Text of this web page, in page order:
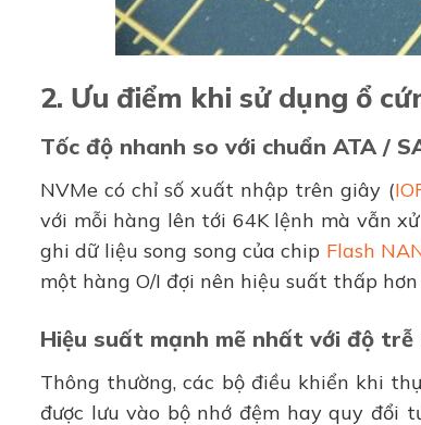
2. Ưu điểm khi sử dụng ổ
Tốc độ nhanh so với chuẩn ATA /
NVMe có chỉ số xuất nhập trên giây (
với mỗi hàng lên tới 64K lệnh mà vẫn
ghi dữ liệu song song của chip Flash
một hàng O/I đợi nên hiệu suất thấp
Hiệu suất mạnh mẽ nhất với độ
Thông thường, các bộ điều khiển khi
được lưu vào bộ nhớ đệm hay quy đổi